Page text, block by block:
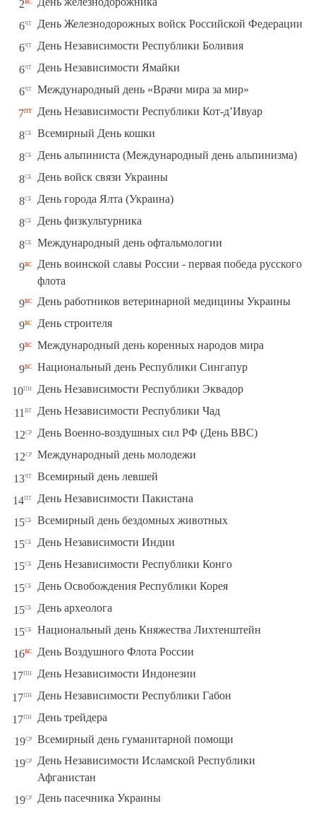
2
6чт День Железнодорожных войск Российской Федерации
6чт День Независимости Республики Боливия
6чт День Независимости Ямайки
6чт Международный день «Врачи мира за мир»
7пт День Независимости Республики Кот-д’Ивуар
8сб Всемирный День кошки
8сб День альпиниста (Международный день альпинизма)
8сб День войск связи Украины
8сб День города Ялта (Украина)
8сб День физкультурника
8сб Международный день офтальмологии
9вс
День воинской славы России - первая победа русского
флота
9вс День работников ветеринарной медицины Украины
9вс День строителя
9вс Международный день коренных народов мира
9вс Национальный день Республики Сингапур
10пн День Независимости Республики Эквадор
11 вт День Независимости Республики Чад
12ср День Военно-воздушных сил РФ (День ВВС)
12ср Международный день молодежи
13чт Всемирный день левшей
14пт День Независимости Пакистана
15сб Всемирный день бездомных животных
15сб День Независимости Индии
15сб День Независимости Республики Конго
15сб День Освобождения Республики Корея
15сб День археолога
15сб Национальный день Княжества Лихтенштейн
16вс День Воздушного Флота России
17пн День Независимости Индонезии
17пн День Независимости Республики Габон
17пн День трейдера
19ср Всемирный день гуманитарной помощи
19ср
День Независимости Исламской Республики
Афганистан
19ср День пасечника Украины